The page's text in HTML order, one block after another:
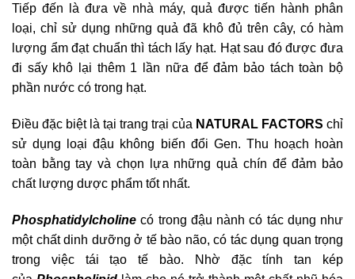
Tiếp đến là đưa về nhà máy, quả được tiến hành phân
loại, chỉ sử dụng những quả đã khô đủ trên cây, có hàm
lượng ẩm đạt chuẩn thì tách lấy hạt. Hạt sau đó được đưa
đi sấy khô lại thêm 1 lần nữa để đảm bảo tách toàn bộ
phần nước có trong hạt.
Điều đặc biệt là tại trang trại của NATURAL FACTORS chỉ
sử dụng loại đậu không biến đổi Gen. Thu hoạch hoàn
toàn bằng tay và chọn lựa những quả chín để đảm bảo
chất lượng dược phẩm tốt nhất.
Phosphatidylcholine có trong đậu nành có tác dụng như
một chất dinh dưỡng ở tế bào não, có tác dụng quan trọng
trong việc tái tạo tế bào. Nhờ đặc tính tan kép